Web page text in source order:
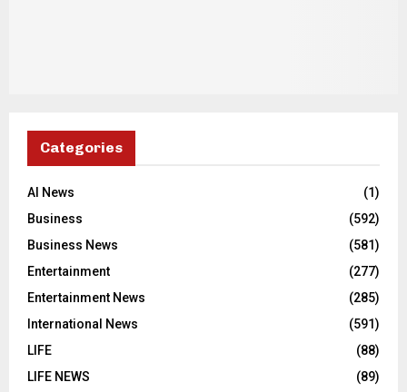
Categories
AI News
(1)
Business
(592)
Business News
(581)
Entertainment
(277)
Entertainment News
(285)
International News
(591)
LIFE
(88)
LIFE NEWS
(89)